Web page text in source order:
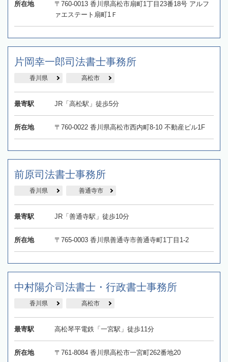
所在地
〒760‐0013 香川県高松市扇町1丁目23番18号 アルフ
ァエステート扇町1Ｆ
片岡幸一郎司法書士事務所
香川県 高松市
最寄駅 JR「高松駅」徒歩5分
所在地 〒760-0022 香川県高松市西内町8-10 不動産ビル1F
前原司法書士事務所
香川県 善通寺市
最寄駅 JR「善通寺駅」徒歩10分
所在地 〒765-0003 香川県善通寺市善通寺町1丁目1-2
中村陽介司法書士・行政書士事務所
香川県 高松市
最寄駅 高松琴平電鉄「一宮駅」徒歩11分
所在地 〒761-8084 香川県高松市一宮町262番地20